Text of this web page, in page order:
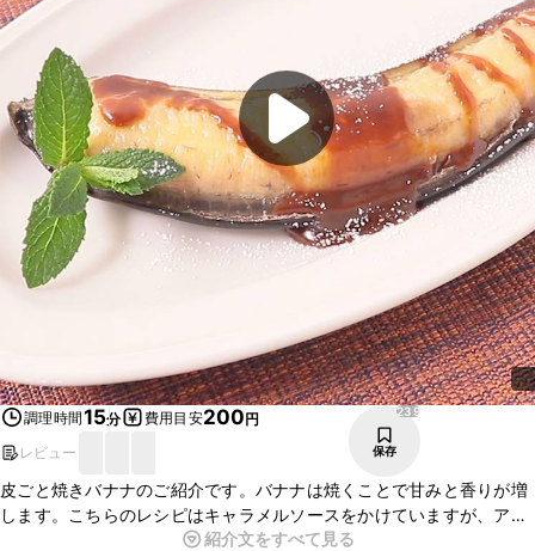
調理時間15分 費用目安200円
レビュー
239
保存
皮ごと焼きバナナのご紹介です。バナナは焼くことで甘みと香りが増
します。こちらのレシピはキャラメルソースをかけていますが、アイ
スクリームを添えるだけでもおいしくお召し上がりいただけますよ。
紹介文をすべて見る